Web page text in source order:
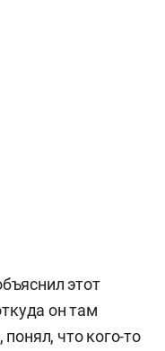
этот
он там
что кого-то